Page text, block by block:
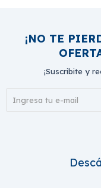
¡NO TE
¡Suscribite y